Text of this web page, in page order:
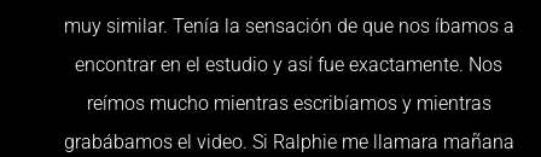
muy similar. Tenía la sensación de que nos íbamos a
encontrar en el estudio y así fue exactamente. Nos
reímos mucho mientras escribíamos y mientras
grabábamos el video. Si Ralphie me llamara mañana